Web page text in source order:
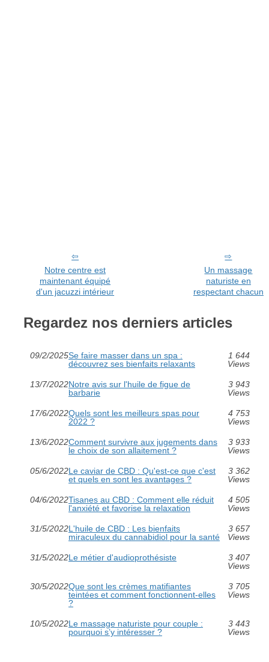
Notre centre est
maintenant équipé
d'un jacuzzi intérieur
Un massage
naturiste en
respectant chacun
Regardez nos derniers articles
09/2/2025Se faire masser dans un spa :
découvrez ses bienfaits relaxants
1 644
Views
13/7/2022Notre avis sur l'huile de figue de
barbarie
3 943
Views
17/6/2022Quels sont les meilleurs spas pour
2022 ?
4 753
Views
13/6/2022Comment survivre aux jugements dans
le choix de son allaitement ?
3 933
Views
05/6/2022Le caviar de CBD : Qu'est-ce que c'est
et quels en sont les avantages ?
3 362
Views
04/6/2022Tisanes au CBD : Comment elle réduit
l'anxiété et favorise la relaxation
4 505
Views
31/5/2022L'huile de CBD : Les bienfaits
miraculeux du cannabidiol pour la santé
3 657
Views
31/5/2022Le métier d'audioprothésiste
3 407
Views
30/5/2022Que sont les crèmes matifiantes
teintées et comment fonctionnent-elles
?
3 705
Views
10/5/2022Le massage naturiste pour couple :
pourquoi s’y intéresser ?
3 443
Views